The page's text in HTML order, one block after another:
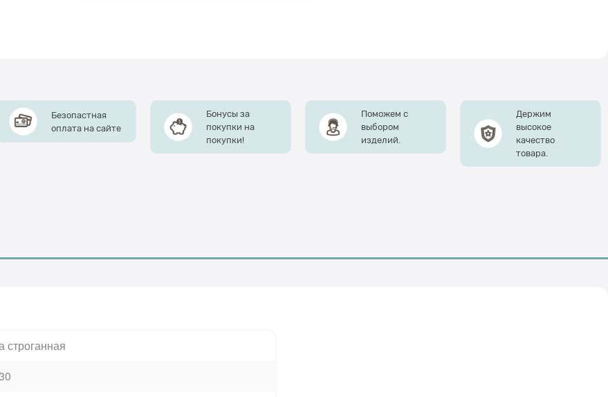
Безопастная
оплата на сайте
Бонусы за
покупки на
покупки!
Поможем с
выбором
изделий.
Держим
высокое
качество
товара.
строганная